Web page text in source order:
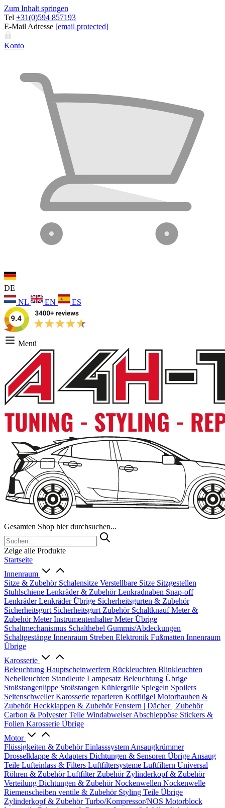
Zum Inhalt springen
Tel +31(0)594 857193
E-Mail Adresse [email protected]
Konto
DE
NL
EN ES
Menü
Gesamten Shop hier durchsuchen...
Zeige alle Produkte
Startseite
Innenraum
Sitze & Zubehör Schalensitze Verstellbare Sitze Sitzgestellen
Stuhlschiene Lenkräder & ZubehörLenkradnaben Snap-off
LenkräderLenkräder Übrige Sicherheitsgurten & Zubehör
Sicherheitsgurt Sicherheitsgurt Zubehör SchaltknaufMeter &
ZubehörMeterInstrumentenhalterMeter Übrige
Schaltmechanismus Schalthebel Gummis/Abdeckungen
Schaltgestänge Innenraum Streben Elektronik Fußmatten Innenraum
Übrige
Karosserie
Beleuchtung Hauptscheinwerfern Rückleuchten Blinkleuchten
Nebelleuchten Standleute Lampesatz Beleuchtung Übrige
Stoßstangenlippe Stoßstangen Kühlergrille Spiegeln Spoilers
SeitenschwellerKarosserie reparieren Kotflügel Motorhauben &
ZubehörHeckklappen & ZubehörFenstern | Dächer | Zubehör
Carbon & Polyester Teile WindabweiserAbschleppöse Stickers &
Folien Karosserie Übrige
Motor
Flüssigkeiten & ZubehörEinlasssystem Ansaugkrümmer
Drosselklappe & Adapters Dichtungen & Sensoren Übrige Ansaug
Teile Lufteinlass & Filters Luftfiltersysteme Luftfiltern Universal
Röhren & ZubehörLuftfilter Zubehör Zylinderkopf & Zubehör
Verteilung Dichtungen & ZubehörNockenwellen Nockenwelle
Riemenscheiben ventile & Zubehör Styling Teile Übrige
Zylinderkopf & ZubehörTurbo/Kompressor/NOS Motorblock